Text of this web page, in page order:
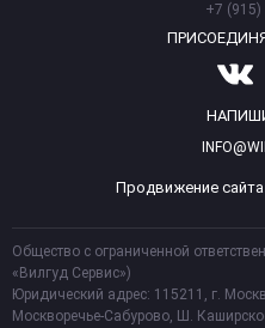
+7 (915)
Продвижение
Общество с ограниченной
«Вилгуд Сервис»)
Юридический адрес: 115211, г.
Москворечье-Сабурово, Ш.